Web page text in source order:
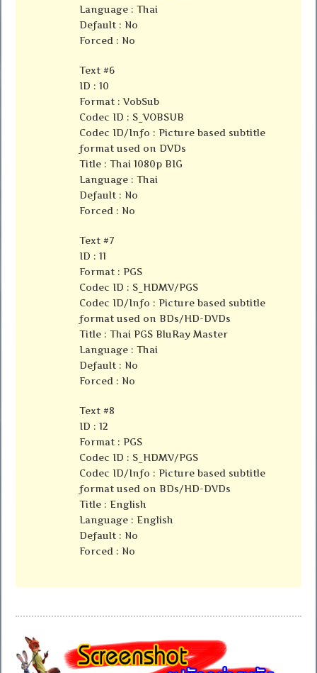
Language : Thai
Default : No
Forced : No
Text #6
ID : 10
Format : VobSub
Codec ID : S_VOBSUB
Codec ID/Info : Picture based subtitle
format used on DVDs
Title : Thai 1080p BIG
Language : Thai
Default : No
Forced : No
Text #7
ID : 11
Format : PGS
Codec ID : S_HDMV/PGS
Codec ID/Info : Picture based subtitle
format used on BDs/HD-DVDs
Title : Thai PGS BluRay Master
Language : Thai
Default : No
Forced : No
Text #8
ID : 12
Format : PGS
Codec ID : S_HDMV/PGS
Codec ID/Info : Picture based subtitle
format used on BDs/HD-DVDs
Title : English
Language : English
Default : No
Forced : No